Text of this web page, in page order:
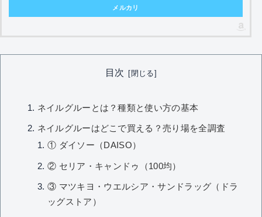
メルカリ
目次
ネイルグルーとは？種類と使い方の基本
ネイルグルーはどこで買える？売り場を全調査
① ダイソー（DAISO）
② セリア・キャンドゥ（100均）
③ マツキヨ・ウエルシア・サンドラッグ（ドラ
ッグストア）